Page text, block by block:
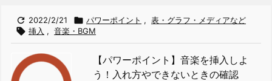
 2022/2/21  パワーポイント , 表・グラフ・メディアなど
 挿入 , 音楽・BGM
【パワーポイント】音楽を挿入しよ
う！入れ方やできないときの確認